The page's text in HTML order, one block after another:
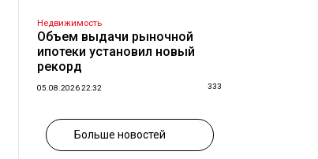
Недвижимость
Объем выдачи рыночной
ипотеки установил новый
рекорд
05.08.2026 22:32 333
Больше новостей